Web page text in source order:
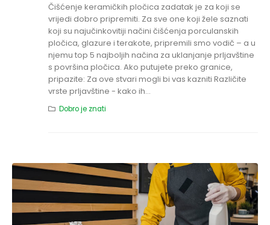
Čišćenje keramičkih pločica zadatak je za koji se
vrijedi dobro pripremiti. Za sve one koji žele saznati
koji su najučinkovitiji načini čišćenja porculanskih
pločica, glazure i terakote, pripremili smo vodič – a u
njemu top 5 najboljih načina za uklanjanje prljavštine
s površina pločica. Ako putujete preko granice,
pripazite: Za ove stvari mogli bi vas kazniti Različite
vrste prljavštine - kako ih...
Dobro je znati